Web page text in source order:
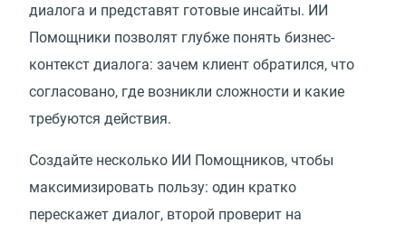
диалога и представят готовые инсайты. ИИ
Помощники позволят глубже понять бизнес-
контекст диалога: зачем клиент обратился, что
согласовано, где возникли сложности и какие
требуются действия.
Создайте несколько ИИ Помощников, чтобы
максимизировать пользу: один кратко
перескажет диалог, второй проверит на